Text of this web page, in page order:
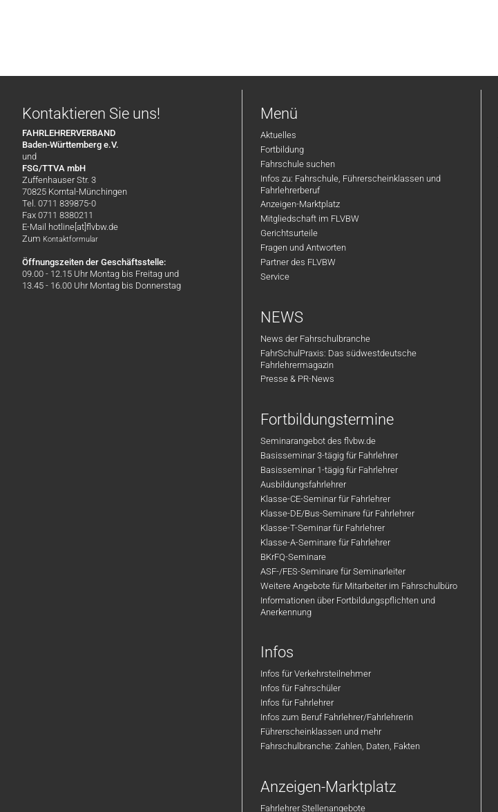
Kontaktieren Sie uns!
FAHRLEHRERVERBAND
Baden-Württemberg e.V.
und
FSG/TTVA mbH
Zuffenhauser Str. 3
70825 Korntal-Münchingen
Tel. 0711 839875-0
Fax 0711 8380211
E-Mail hotline[at]flvbw.de
Zum Kontaktformular
Öffnungszeiten der Geschäftsstelle:
09.00 - 12.15 Uhr Montag bis Freitag und
13.45 - 16.00 Uhr Montag bis Donnerstag
Menü
Aktuelles
Fortbildung
Fahrschule suchen
Infos zu: Fahrschule, Führerscheinklassen und
Fahrlehrerberuf
Anzeigen-Marktplatz
Mitgliedschaft im FLVBW
Gerichtsurteile
Fragen und Antworten
Partner des FLVBW
Service
NEWS
News der Fahrschulbranche
FahrSchulPraxis: Das südwestdeutsche
Fahrlehrermagazin
Presse & PR-News
Fortbildungstermine
Seminarangebot des flvbw.de
Basisseminar 3-tägig für Fahrlehrer
Basisseminar 1-tägig für Fahrlehrer
Ausbildungsfahrlehrer
Klasse-CE-Seminar für Fahrlehrer
Klasse-DE/Bus-Seminare für Fahrlehrer
Klasse-T-Seminar für Fahrlehrer
Klasse-A-Seminare für Fahrlehrer
BKrFQ-Seminare
ASF-/FES-Seminare für Seminarleiter
Weitere Angebote für Mitarbeiter im Fahrschulbüro
Informationen über Fortbildungspflichten und
Anerkennung
Infos
Infos für Verkehrsteilnehmer
Infos für Fahrschüler
Infos für Fahrlehrer
Infos zum Beruf Fahrlehrer/Fahrlehrerin
Führerscheinklassen und mehr
Fahrschulbranche: Zahlen, Daten, Fakten
Anzeigen-Marktplatz
Fahrlehrer Stellenangebote